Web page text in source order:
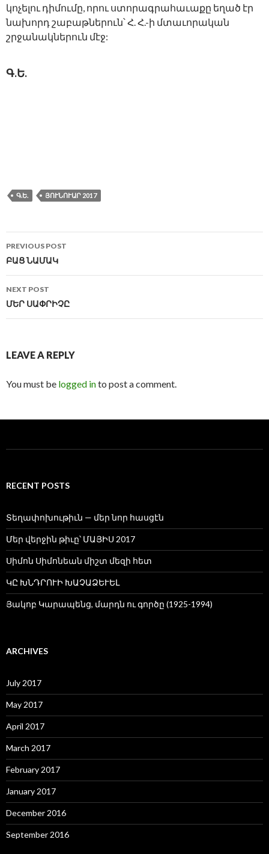
կոչելու դիմումը, որու ստորագրահաւաքը եղած էր
նախորդ շաբաթներուն՝ Հ. Հ.-ի մտաւորական
շրջանակներուն մէջ:
Գ.Ե.
Գ.Ե. ՅՈՒՆՈՒԱՐ 2017
Post
navigation
PREVIOUS POST
ԲԱՑ ՆԱՄԱԿ
NEXT POST
ՄԵՐ ՍԱՓՐԻՉԸ
LEAVE A REPLY
You must be logged into post a comment.
RECENT POSTS
Տեղափոխութիւն — մեր նոր հասցէն
Մեր վերջին թիւը՝ ՄԱՅԻՍ 2017
Սիմոն Սիմոնեան միշտ մեզի հետ
ԿԸ ԽՆԴՐՈՒԻ ԽԱՉԱՁԵՒԵԼ
Յակոբ Կարապենց, մարդն ու գործը (1925-1994)
ARCHIVES
July 2017
May 2017
April 2017
March 2017
February 2017
January 2017
December 2016
September 2016